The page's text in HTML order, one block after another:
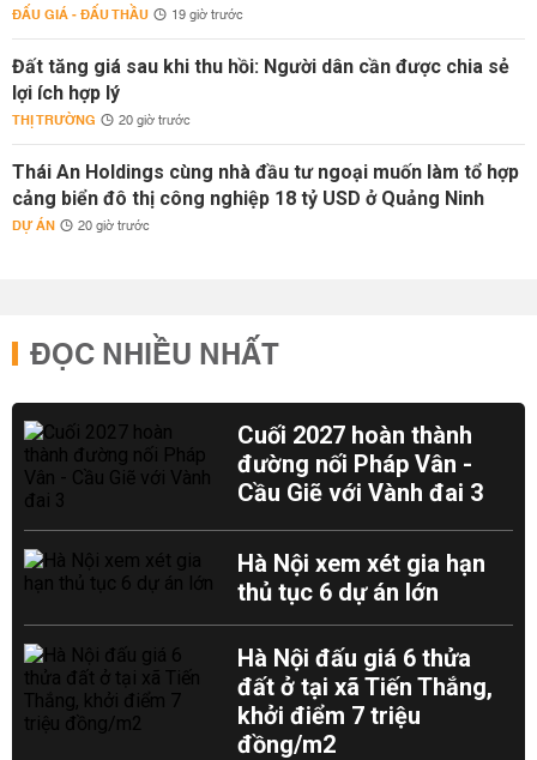
ĐẤU GIÁ - ĐẤU THẦU 19 giờ trước
Đất tăng giá sau khi thu hồi: Người dân cần được chia sẻ
lợi ích hợp lý
THỊ TRƯỜNG 20 giờ trước
Thái An Holdings cùng nhà đầu tư ngoại muốn làm tổ hợp
cảng biển đô thị công nghiệp 18 tỷ USD ở Quảng Ninh
DỰ ÁN 20 giờ trước
ĐỌC NHIỀU NHẤT
Cuối 2027 hoàn thành
đường nối Pháp Vân -
Cầu Giẽ với Vành đai 3
Hà Nội xem xét gia hạn
thủ tục 6 dự án lớn
Hà Nội đấu giá 6 thửa
đất ở tại xã Tiến Thắng,
khởi điểm 7 triệu
đồng/m2